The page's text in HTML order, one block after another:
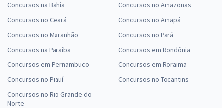
Concursos na Bahia
Concursos no Ceará
Concursos no Maranhão
Concursos na Paraíba
Concursos em Pernambuco
Concursos no Piauí
Concursos no Rio Grande do
Norte
Concursos no Amazonas
Concursos no Amapá
Concursos no Pará
Concursos em Rondônia
Concursos em Roraima
Concursos no Tocantins